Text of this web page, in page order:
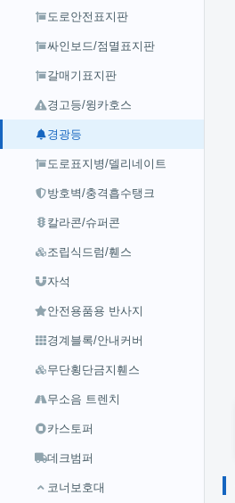
도로안전표지판
싸인보드/점멸표지판
갈매기표지판
경고등/윙카호스
경광등
도로표지병/델리네이트
방호벽/충격흡수탱크
칼라콘/슈퍼콘
조립식드럼/휀스
자석
안전용품용 반사지
경계블록/안내커버
무단횡단금지휀스
무소음 트렌치
카스토퍼
데크범퍼
코너보호대